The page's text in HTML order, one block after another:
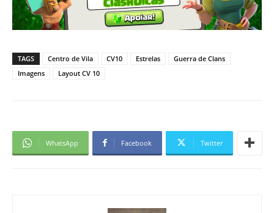
TAGS Centro de Vila CV10 Estrelas
Guerra de Clans
Imagens
Layout CV 10
WhatsApp Facebook Twitter